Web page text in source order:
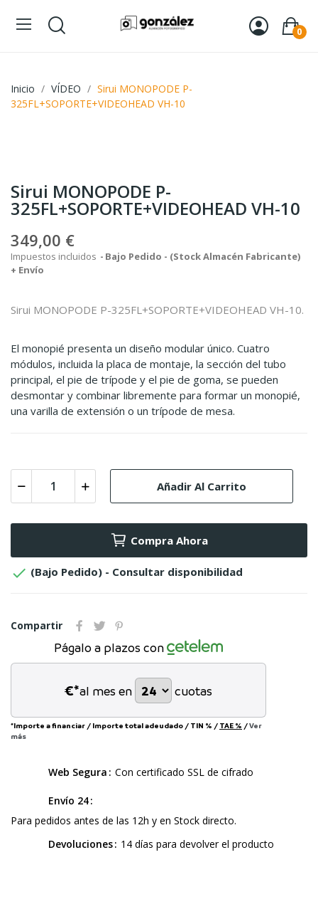
0
Inicio VÍDEO
Sirui MONOPODE P-
325FL+SOPORTE+VIDEOHEAD VH-10
Sirui MONOPODE P-
325FL+SOPORTE+VIDEOHEAD VH-10
349,00 €
Impuestos incluidos
Bajo Pedido - (Stock Almacén Fabricante)
+ Envío
Sirui MONOPODE P-325FL+SOPORTE+VIDEOHEAD VH-10.
El monopié presenta un diseño modular único. Cuatro
módulos, incluida la placa de montaje, la sección del tubo
principal, el pie de trípode y el pie de goma, se pueden
desmontar y combinar libremente para formar un monopié,
una varilla de extensión o un trípode de mesa.
Añadir Al Carrito
Compra Ahora
 (Bajo Pedido) - Consultar disponibilidad
Compartir
Págalo a plazos con
€*al mes en cuotas
*Importe a financiar / Importe total adeudado / TIN % / TAE % /Ver
más
Web Segura Con certificado SSL de cifrado
Envío 24
Para pedidos antes de las 12h y en Stock directo.
Devoluciones
14 días para devolver el producto